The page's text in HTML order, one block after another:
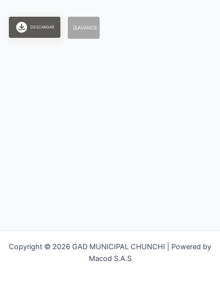
DESCARGAR AVANCE
Copyright © 2026 GAD MUNICIPAL CHUNCHI | Powered by
Macod S.A.S